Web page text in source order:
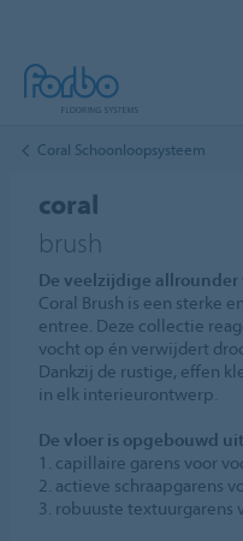
Coral Schoonloopsysteem
coral
brush
De veelzijdige allrounder
Coral Brush is een sterke
entree. Deze collectie
vocht op én verwijdert
Dankzij de rustige, effen
in elk interieurontwerp.
De vloer is opgebouwd
1. capillaire garens voor
2. actieve schraapgarens
3. robuuste textuurgarens